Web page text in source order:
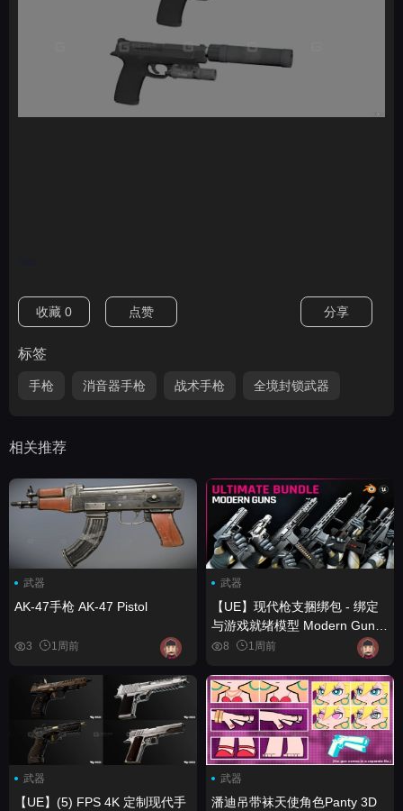
收藏 0 点赞 分享
标签
手枪 消音器手枪 战术手枪 全境封锁武器
相关推荐
武器
AK-47手枪 AK-47 Pistol
3 1周前
武器
【UE】现代枪支捆绑包 - 绑定
与游戏就绪模型 Modern Guns
Bundle - Rigged & Game
8 1周前
武器
【UE】(5) FPS 4K 定制现代手
武器
潘迪吊带袜天使角色Panty 3D